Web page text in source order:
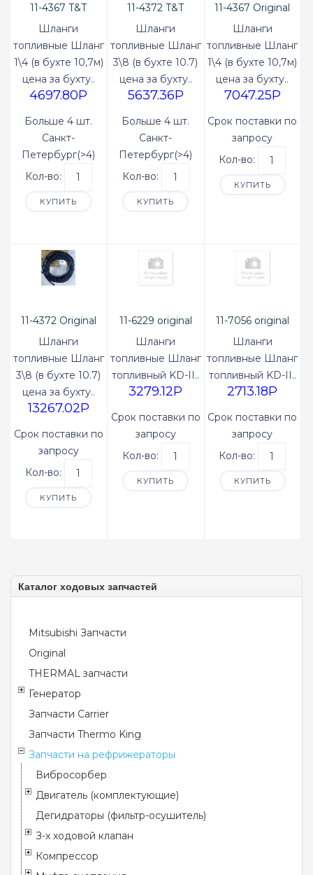
11-4367 T&T
Шланги
топливные Шланг
1\4 (в бухте 10,7м)
цена за бухту..
4697.80P
Больше 4 шт.
Санкт-
Петербург(>4)
Кол-во:
КУПИТЬ
11-4372 T&T
Шланги
топливные Шланг
3\8 (в бухте 10.7)
цена за бухту..
5637.36P
Больше 4 шт.
Санкт-
Петербург(>4)
Кол-во:
КУПИТЬ
11-4367 Original
Шланги
топливные Шланг
1\4 (в бухте 10,7м)
цена за бухту..
7047.25P
Срок поставки по
запросу
Кол-во:
КУПИТЬ
11-4372 Original
Шланги
топливные Шланг
3\8 (в бухте 10.7)
цена за бухту..
13267.02P
Срок поставки по
запросу
Кол-во:
КУПИТЬ
11-6229 original
Шланги
топливные Шланг
топливный KD-II..
3279.12P
Срок поставки по
запросу
Кол-во:
КУПИТЬ
11-7056 original
Шланги
топливные Шланг
топливный KD-II..
2713.18P
Срок поставки по
запросу
Кол-во:
КУПИТЬ
Каталог ходовых запчастей
Mitsubishi Запчасти
Original
THERMAL запчасти
Генератор
Запчасти Carrier
Запчасти Thermo King
Запчасти на рефрижераторы
Вибросорбер
Двигатель (комплектующие)
Дегидраторы (фильтр-осушитель)
З-х ходовой клапан
Компрессор